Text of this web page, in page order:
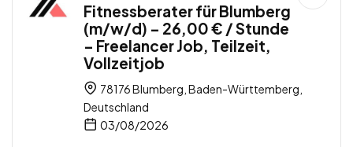
Fitnessberater für Blumberg
(m/w/d) – 26,00 € / Stunde
– Freelancer Job, Teilzeit,
Vollzeitjob
78176 Blumberg, Baden-Württemberg,
Deutschland
03/08/2026